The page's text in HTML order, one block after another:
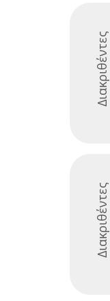
Διακριθέντες
Διακριθέντες